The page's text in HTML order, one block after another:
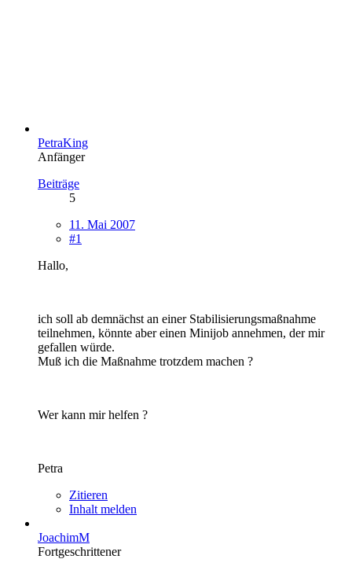
PetraKing
Anfänger
Beiträge
5
11. Mai 2007
#1
Hallo,
ich soll ab demnächst an einer Stabilisierungsmaßnahme
teilnehmen, könnte aber einen Minijob annehmen, der mir
gefallen würde.
Muß ich die Maßnahme trotzdem machen ?
Wer kann mir helfen ?
Petra
Zitieren
Inhalt melden
JoachimM
Fortgeschrittener